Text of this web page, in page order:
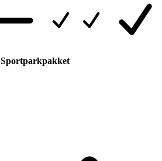
Sportparkpakket